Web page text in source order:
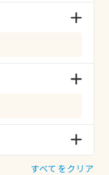
すべてをクリア